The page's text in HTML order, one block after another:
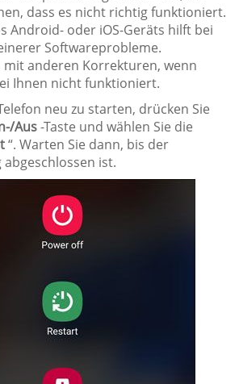
dass es nicht richtig funktioniert.
Android- oder iOS-Geräts hilft bei
Softwareprobleme.
mit anderen Korrekturen, wenn
Ihnen nicht funktioniert.
neu zu starten, drücken Sie
Aus-Taste und wählen Sie die
“. Warten Sie dann, bis der
ist.